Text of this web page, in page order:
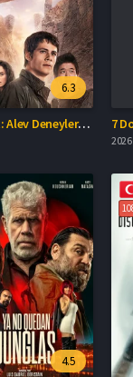
6.3
Labirent: Alev Deneyleri Full İzle 7
2026
4.5